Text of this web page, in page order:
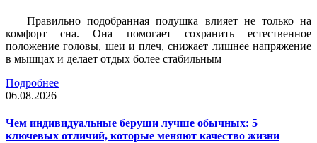
Правильно подобранная подушка влияет не только на
комфорт сна. Она помогает сохранить естественное
положение головы, шеи и плеч, снижает лишнее напряжение
в мышцах и делает отдых более стабильным
Подробнее
06.08.2026
Чем индивидуальные беруши лучше обычных: 5
ключевых отличий, которые меняют качество жизни